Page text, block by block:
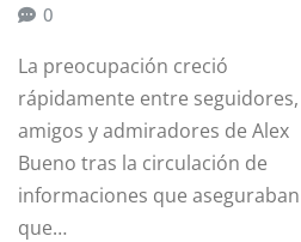
0
La preocupación creció
rápidamente entre seguidores,
amigos y admiradores de Alex
Bueno tras la circulación de
informaciones que aseguraban
que…